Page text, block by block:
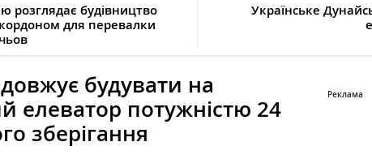
розглядає будівництво
для перевалки
Українське
будувати на
елеватор потужністю 24
зберігання